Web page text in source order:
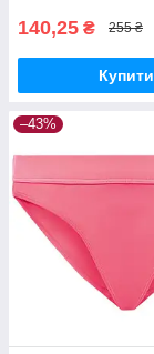
140,25 ₴ 255 ₴
Купити
–43%